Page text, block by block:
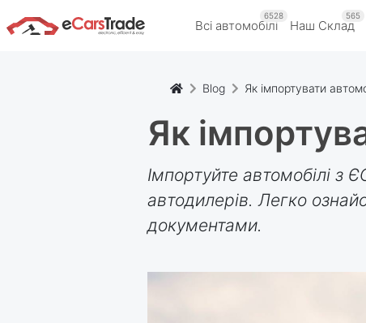
Всі автомобілі
6528
Наш Склад
565
Blog Як імпортувати
Як
Імпортуйте автомобілі з
автодилерів. Легко
документами.